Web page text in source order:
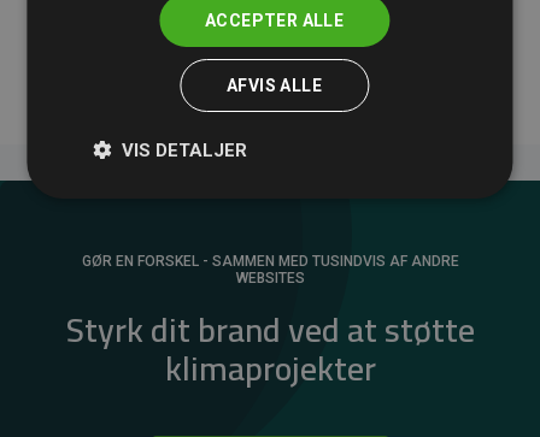
medlemmernes websites estimerede CO₂-
GØR EN FORSKEL - SAMMEN MED TUSINDVIS AF ANDRE
WEBSITES
Styrk dit brand ved at støtte
klimaprojekter
ACCEPTER ALLE
AFVIS ALLE
VIS DETALJER